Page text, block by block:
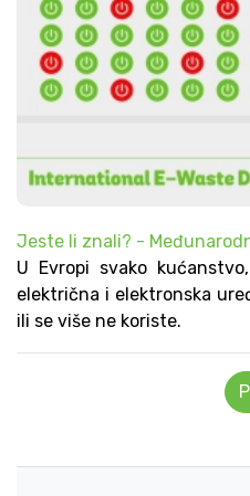
Jeste li znali? -
U Evropi svako
električna i elektronska
ili se više ne koriste.